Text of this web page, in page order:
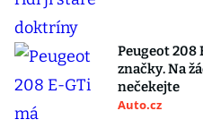
Peugeot 208
značky. Na
nečekejte
Auto.cz